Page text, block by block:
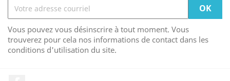
Vous pouvez vous désinscrire à tout moment. Vous
trouverez pour cela nos informations de contact dans les
conditions d'utilisation du site.